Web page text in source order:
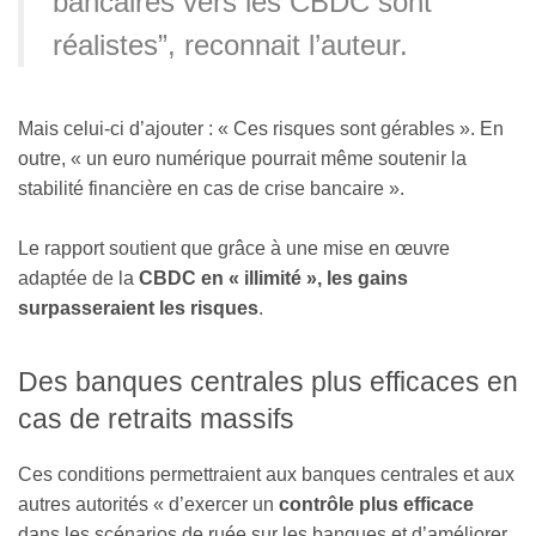
réalistes”, reconnait l’auteur.
Mais celui-ci d’ajouter : « Ces risques sont gérables ». En
outre, « un euro numérique pourrait même soutenir la
stabilité financière en cas de crise bancaire ».
Le rapport soutient que grâce à une mise en œuvre
adaptée de la CBDC en « illimité », les gains
surpasseraient les risques.
Des banques centrales plus efficaces en
cas de retraits massifs
Ces conditions permettraient aux banques centrales et aux
autres autorités « d’exercer un contrôle plus efficace